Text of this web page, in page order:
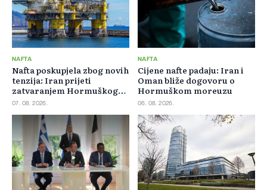
NAFTA
Nafta poskupjela zbog novih
tenzija: Iran prijeti
zatvaranjem Hormuškog
moreuza
07. 08. 2026.
NAFTA
Cijene nafte padaju: Iran i
Oman bliže dogovoru o
Hormuškom moreuzu
06. 08. 2026.